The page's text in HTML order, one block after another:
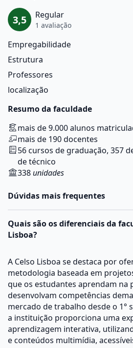
3,5 Regular
1 avaliação
Empregabilidade
Estrutura
Professores
localização
Resumo da faculdade
mais de 9.000 alunos
mais de 190 docentes
56 cursos de graduação, 357
de técnico
338unidades
Dúvidas mais frequentes
Quais são os diferenciais da
Lisboa?
A Celso Lisboa se destaca por
metodologia baseada em
que os estudantes aprendam na
desenvolvam competências
mercado de trabalho desde o 1°
a instituição proporciona uma
aprendizagem interativa,
e conteúdos multimídia,